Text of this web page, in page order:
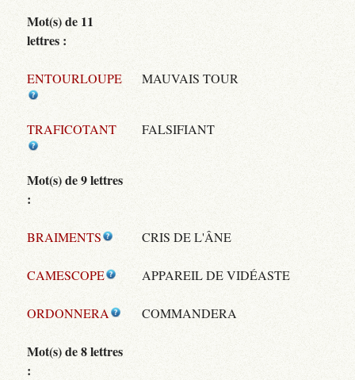
Mot(s) de 11
lettres :
ENTOURLOUPE MAUVAIS TOUR
TRAFICOTANT FALSIFIANT
Mot(s) de 9 lettres
:
BRAIMENTS CRIS DE L'ÂNE
CAMESCOPE APPAREIL DE VIDÉASTE
ORDONNERA COMMANDERA
Mot(s) de 8 lettres
: